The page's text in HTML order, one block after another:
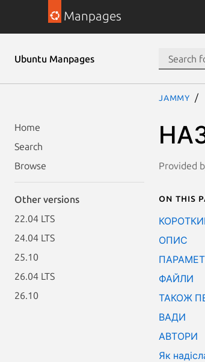
Manpages
Ubuntu Manpages
Home
Search
Browse
Other versions
22.04 LTS
24.04 LTS
25.10
26.04 LTS
26.10
jammy
Provided
On this
ОПИС
ФАЙЛИ
ТАКОЖ
ВАДИ
АВТОРИ
Як